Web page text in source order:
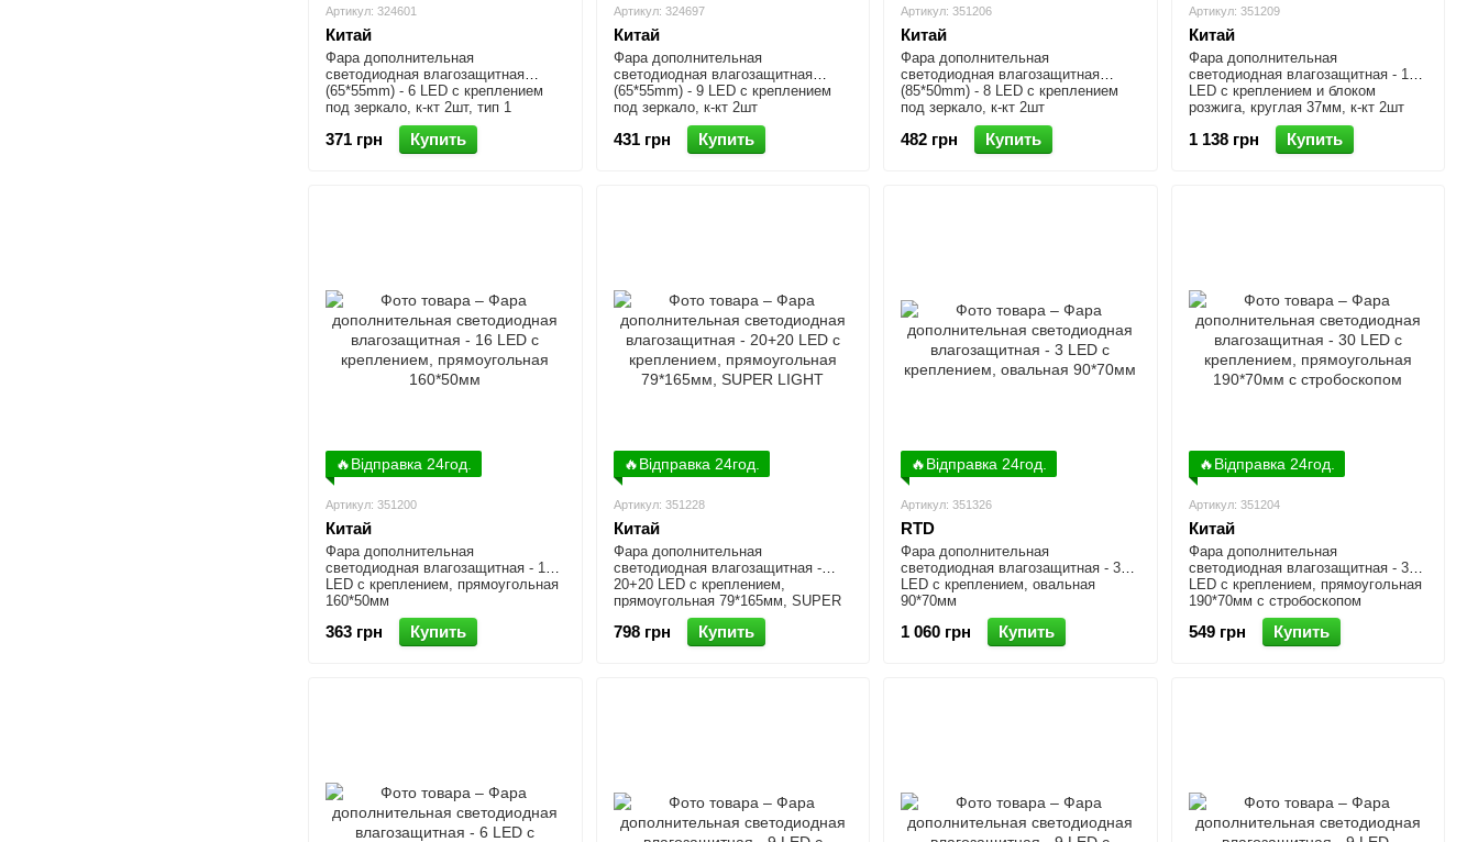
Артикул: 324601
Китай
Фара дополнительная
светодиодная влагозащитная
(65*55mm) - 6 LED с креплением
под зеркало, к-кт 2шт, тип 1
371 грн Купить
Артикул: 324697
Китай
Фара дополнительная
светодиодная влагозащитная
(65*55mm) - 9 LED с креплением
под зеркало, к-кт 2шт
431 грн Купить
Артикул: 351206
Китай
Фара дополнительная
светодиодная влагозащитная
(85*50mm) - 8 LED с креплением
под зеркало, к-кт 2шт
482 грн Купить
Артикул: 351209
Китай
Фара дополнительная
светодиодная влагозащитная - 1
LED с креплением и блоком
розжига, круглая 37мм, к-кт 2шт
(свет белый/желтый)
1 138 грн Купить
🔥Відправка 24год.
Артикул: 351200
Китай
Фара дополнительная
светодиодная влагозащитная - 16
LED с креплением, прямоугольная
160*50мм
363 грн Купить
🔥Відправка 24год.
Артикул: 351228
Китай
Фара дополнительная
светодиодная влагозащитная -
20+20 LED с креплением,
прямоугольная 79*165мм, SUPER
798 грн Купить
🔥Відправка 24год.
Артикул: 351326
RTD
Фара дополнительная
светодиодная влагозащитная - 3
LED с креплением, овальная
90*70мм
1 060 грн Купить
🔥Відправка 24год.
Артикул: 351204
Китай
Фара дополнительная
светодиодная влагозащитная - 30
LED с креплением, прямоугольная
190*70мм с стробоскопом
549 грн Купить